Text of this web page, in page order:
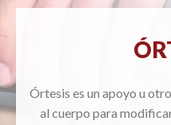
Órtesis es un apoyo u
al cuerpo para